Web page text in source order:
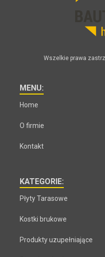
Wszelkie prawa
MENU:
Home
O firmie
Kontakt
KATEGORIE:
Płyty Tarasowe
Kostki brukowe
Produkty uzupełniające